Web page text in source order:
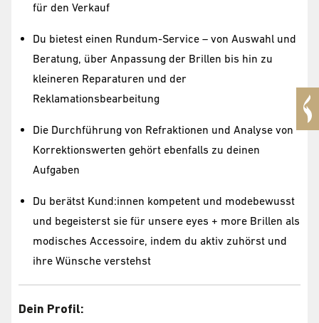
für den Verkauf
Du bietest einen Rundum-Service – von Auswahl und
Beratung, über Anpassung der Brillen bis hin zu
kleineren Reparaturen und der
Reklamationsbearbeitung
Die Durchführung von Refraktionen und Analyse von
Korrektionswerten gehört ebenfalls zu deinen
Aufgaben
Du berätst Kund:innen kompetent und modebewusst
und begeisterst sie für unsere eyes + more Brillen als
modisches Accessoire, indem du aktiv zuhörst und
ihre Wünsche verstehst
Dein Profil: